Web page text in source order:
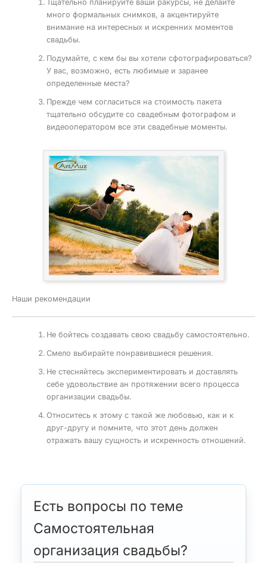
Тщательно планируйте ваши ракурсы, не делайте
много формальных снимков, а акцентируйте
внимание на интересных и искренних моментов
свадьбы.
Подумайте, с кем бы вы хотели сфотографироваться?
У вас, возможно, есть любимые и заранее
определенные места?
Прежде чем согласиться на стоимость пакета
тщательно обсудите со свадебным фотографом и
видеооператором все эти свадебные моменты.
Наши рекомендации
Не бойтесь создавать свою свадьбу самостоятельно.
Смело выбирайте понравившиеся решения.
Не стесняйтесь экспериментировать и доставлять
себе удовольствие ан протяжении всего процесса
организации свадьбы.
Относитесь к этому с такой же любовью, как и к
друг-другу и помните, что этот день должен
отражать вашу сущность и искренность отношений.
Есть вопросы по теме
Самостоятельная
организация свадьбы?